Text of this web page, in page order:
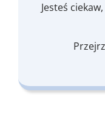
Jesteś